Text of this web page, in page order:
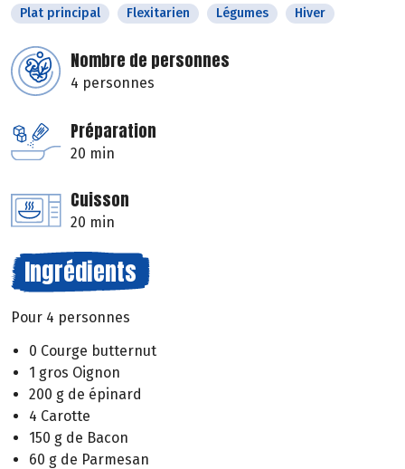
Plat principal Flexitarien Légumes Hiver
Nombre de personnes
4 personnes
Préparation
20 min
Cuisson
20 min
Ingrédients
Pour 4 personnes
0 Courge butternut
1 gros Oignon
200 g de épinard
4 Carotte
150 g de Bacon
60 g de Parmesan